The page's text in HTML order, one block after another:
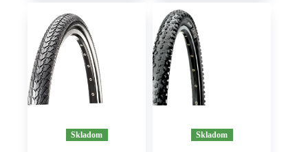
Skladom Skladom